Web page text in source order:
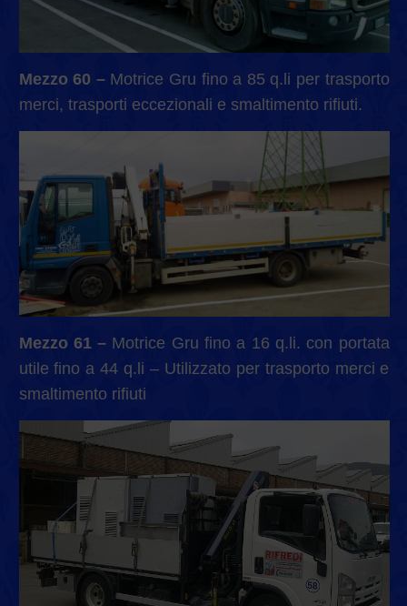
Mezzo 60 – Motrice Gru fino a 85 q.li per trasporto
merci, trasporti eccezionali e smaltimento rifiuti.
Mezzo 61 – Motrice Gru fino a 16 q.li. con portata
utile fino a 44 q.li – Utilizzato per trasporto merci e
smaltimento rifiuti